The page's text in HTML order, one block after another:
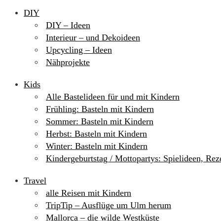
DIY
DIY – Ideen
Interieur – und Dekoideen
Upcycling – Ideen
Nähprojekte
Kids
Alle Bastelideen für und mit Kindern
Frühling: Basteln mit Kindern
Sommer: Basteln mit Kindern
Herbst: Basteln mit Kindern
Winter: Basteln mit Kindern
Kindergeburtstag / Mottopartys: Spielideen,
Travel
alle Reisen mit Kindern
TripTip – Ausflüge um Ulm herum
Mallorca – die wilde Westküste